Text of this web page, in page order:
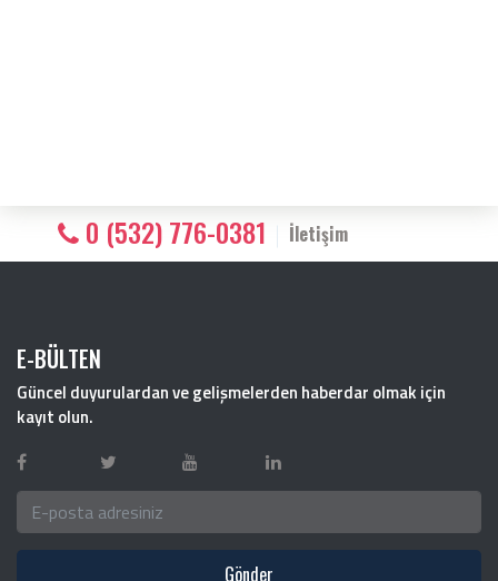
0 (532) 776-0381 İletişim
E-BÜLTEN
Güncel duyurulardan ve gelişmelerden haberdar olmak için
kayıt olun.
Gönder